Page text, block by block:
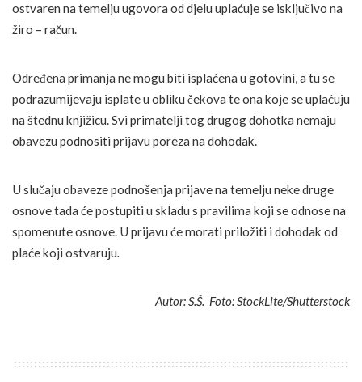
ostvaren na temelju ugovora od djelu uplaćuje se isključivo na
žiro – račun.
Određena primanja ne mogu biti isplaćena u gotovini, a tu se
podrazumijevaju isplate u obliku čekova te ona koje se uplaćuju
na štednu knjižicu. Svi primatelji tog drugog dohotka nemaju
obavezu podnositi prijavu poreza na dohodak.
U slučaju obaveze podnošenja prijave na temelju neke druge
osnove tada će postupiti u skladu s pravilima koji se odnose na
spomenute osnove. U prijavu će morati priložiti i dohodak od
plaće koji ostvaruju.
Autor: S.Š. Foto: StockLite/Shutterstock